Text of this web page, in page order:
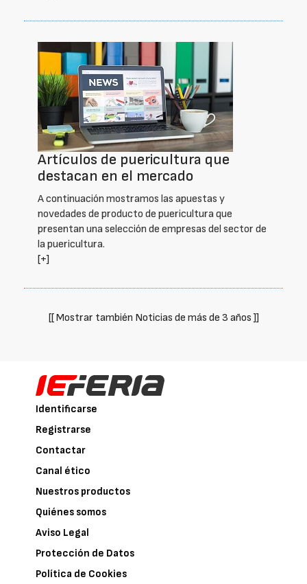
Artículos de puericultura que
destacan en el mercado
A continuación mostramos las apuestas y
novedades de producto de puericultura que
presentan una selección de empresas del sector de
la puericultura.
[+]
[[ Mostrar también Noticias de más de 3 años ]]
Identificarse
Registrarse
Contactar
Canal ético
Nuestros productos
Quiénes somos
Aviso Legal
Protección de Datos
Política de Cookies